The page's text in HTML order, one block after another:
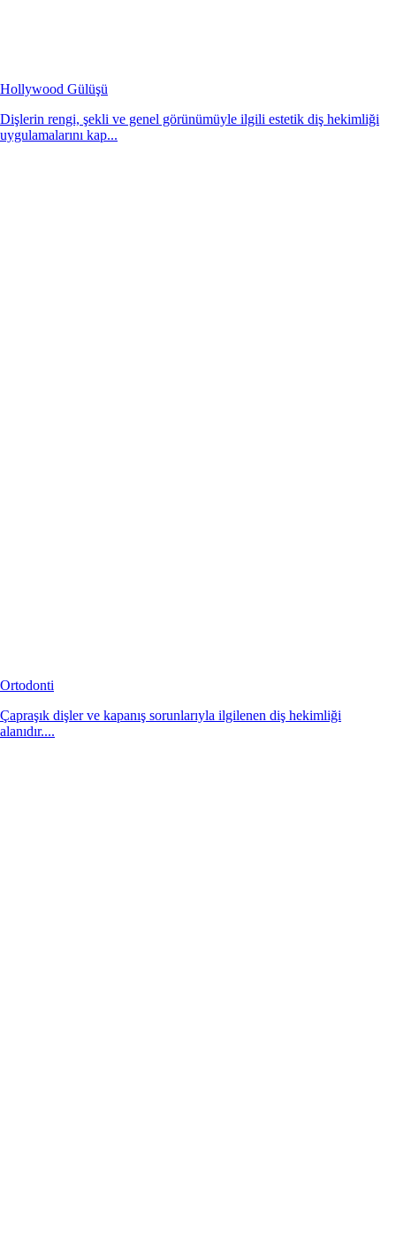
Hollywood Gülüşü
Dişlerin rengi, şekli ve genel görünümüyle ilgili estetik diş hekimliği
uygulamalarını kap...
Ortodonti
Çapraşık dişler ve kapanış sorunlarıyla ilgilenen diş hekimliği
alanıdır....